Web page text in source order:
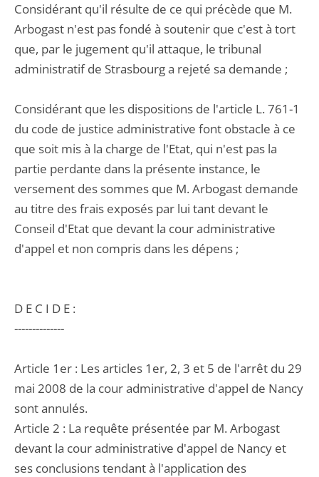
Considérant qu'il résulte de ce qui précède que M.
Arbogast n'est pas fondé à soutenir que c'est à tort
que, par le jugement qu'il attaque, le tribunal
administratif de Strasbourg a rejeté sa demande ;
Considérant que les dispositions de l'article L. 761-1
du code de justice administrative font obstacle à ce
que soit mis à la charge de l'Etat, qui n'est pas la
partie perdante dans la présente instance, le
versement des sommes que M. Arbogast demande
au titre des frais exposés par lui tant devant le
Conseil d'Etat que devant la cour administrative
d'appel et non compris dans les dépens ;
D E C I D E :
--------------
Article 1er : Les articles 1er, 2, 3 et 5 de l'arrêt du 29
mai 2008 de la cour administrative d'appel de Nancy
sont annulés.
Article 2 : La requête présentée par M. Arbogast
devant la cour administrative d'appel de Nancy et
ses conclusions tendant à l'application des